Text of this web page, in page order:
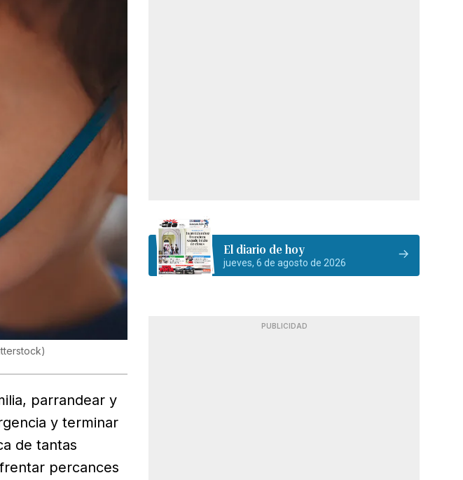
)
parrandear y
y terminar
de tantas
percances
El diario de hoy
jueves, 6 de agosto de 2026
PUBLICIDAD